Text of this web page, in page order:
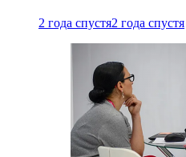
2 года спустя2 года спустя